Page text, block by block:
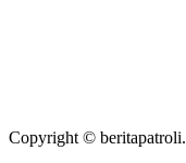
Copyright ©